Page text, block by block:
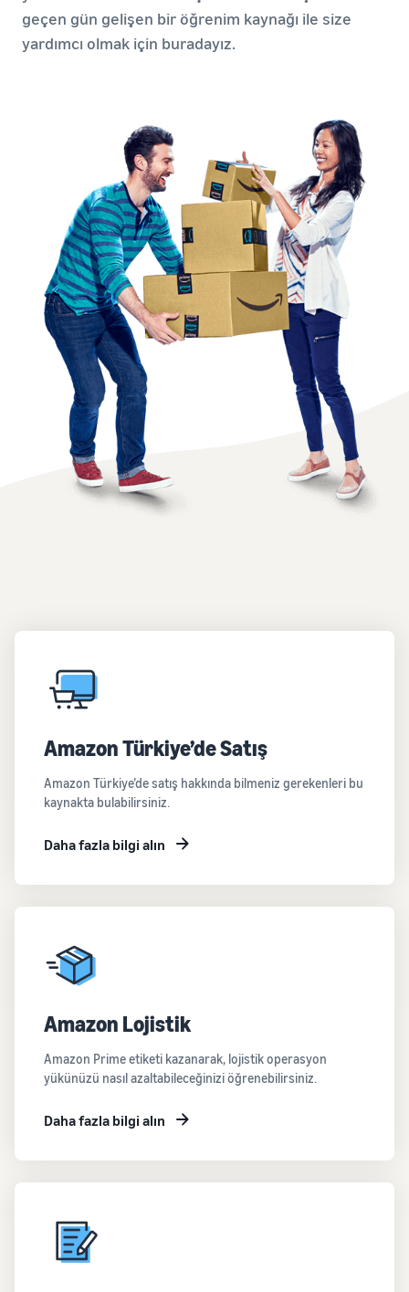
geçen gün gelişen bir öğrenim kaynağı ile size
yardımcı olmak için buradayız.
Amazon Türkiye’de Satış
Amazon Türkiye’de satış hakkında bilmeniz gerekenleri bu
kaynakta bulabilirsiniz.
Daha fazla bilgi alın
Amazon Lojistik
Amazon Prime etiketi kazanarak, lojistik operasyon
yükünüzü nasıl azaltabileceğinizi öğrenebilirsiniz.
Daha fazla bilgi alın